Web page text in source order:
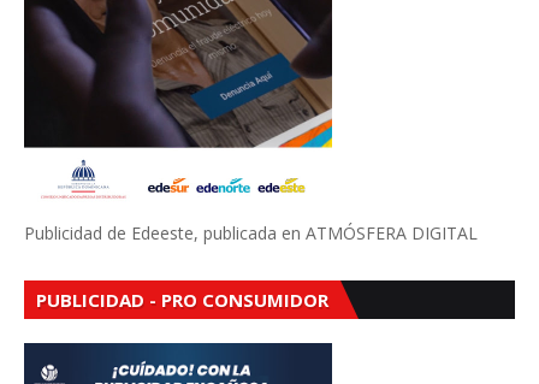
Publicidad de Edeeste, publicada en ATMÓSFERA DIGITAL
PUBLICIDAD - PRO CONSUMIDOR